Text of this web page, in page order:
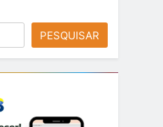
PESQUISAR